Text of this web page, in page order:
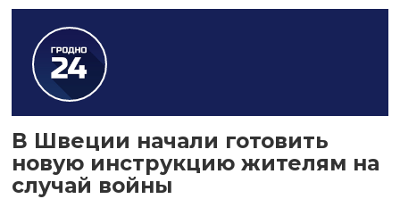
В Швеции начали готовить
новую инструкцию жителям на
случай войны